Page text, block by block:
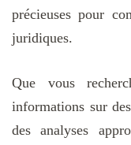
précieuses pour
juridiques.
Que vous
informations sur
des analyses